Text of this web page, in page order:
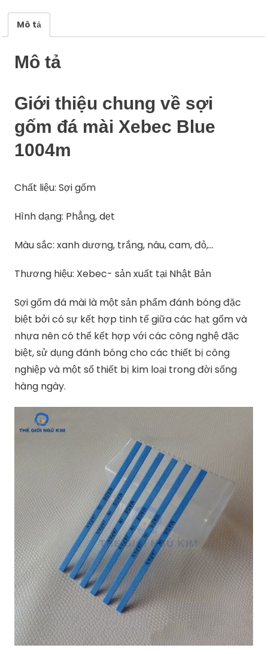
Mô tả
Mô tả
Giới thiệu chung về sợi
gốm đá mài Xebec Blue
1004m
Chất liệu: Sợi gốm
Hình dạng: Phẳng, dẹt
Màu sắc: xanh dương, trắng, nâu, cam, đỏ,…
Thương hiệu: Xebec- sản xuất tại Nhật Bản
Sợi gốm đá mài là một sản phẩm đánh bóng đặc
biệt bởi có sự kết hợp tinh tế giữa các hạt gốm và
nhựa nên có thể kết hợp với các công nghệ đặc
biệt, sử dụng đánh bóng cho các thiết bị công
nghiệp và một số thiết bị kim loại trong đời sống
hàng ngày.